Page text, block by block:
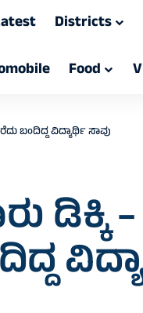
Districts
Food
ಬಂದಿದ್ದ ವಿದ್ಯಾರ್ಥಿ ಸಾವು
ಡಿಕ್ಕಿ